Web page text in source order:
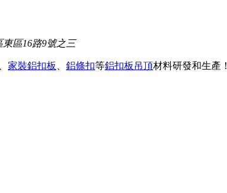
區16路9號之三
家裝鋁扣板 鋁條扣等鋁扣板吊頂材料研發和生產！